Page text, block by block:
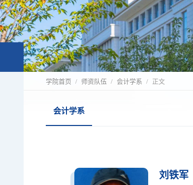
学院首页 师资队伍 会计学系 正文
会计学系
刘铁军